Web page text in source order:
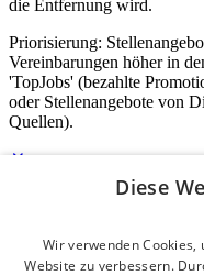
die Entfernung wird.
Priorisierung:
Vereinbarungen höher in
'TopJobs' (bezahlte
oder Stellenangebote von
Quellen).
Login für
E-Mail*
Diese
Wir verwenden
Website zu verbessern.